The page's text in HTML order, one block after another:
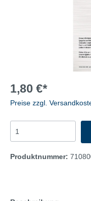
1,80 €*
Preise zzgl.
Produktnummer: